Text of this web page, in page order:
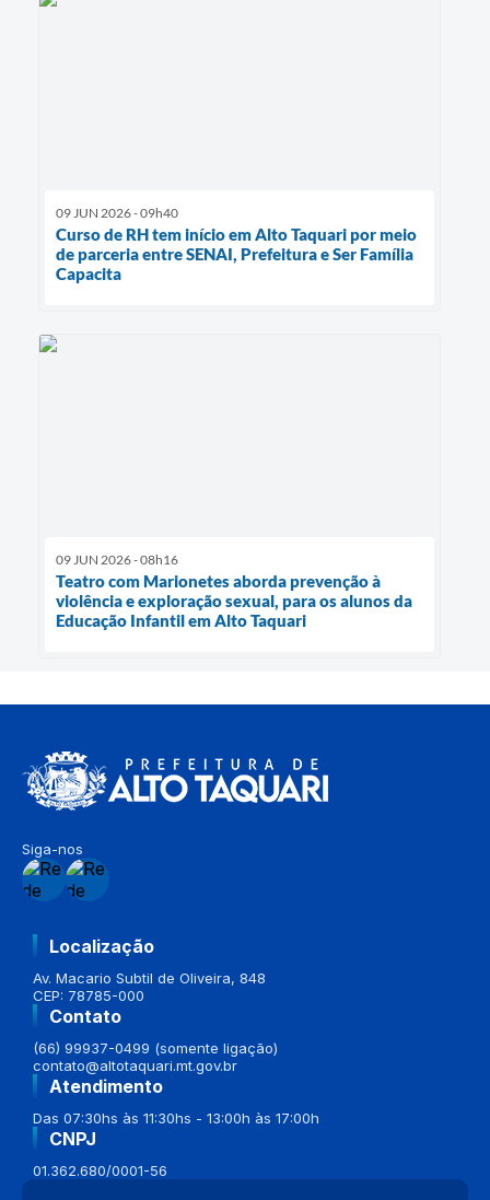
09 JUN 2026 - 09h40
Curso de RH tem início em Alto Taquari por meio
de parceria entre SENAI, Prefeitura e Ser Família
Capacita
09 JUN 2026 - 08h16
Teatro com Marionetes aborda prevenção à
violência e exploração sexual, para os alunos da
Educação Infantil em Alto Taquari
Siga-nos
Localização
Av. Macario Subtil de Oliveira, 848
CEP: 78785-000
Contato
(66) 99937-0499 (somente ligação)
contato@altotaquari.mt.gov.br
Atendimento
Das 07:30hs às 11:30hs - 13:00h às 17:00h
CNPJ
01.362.680/0001-56